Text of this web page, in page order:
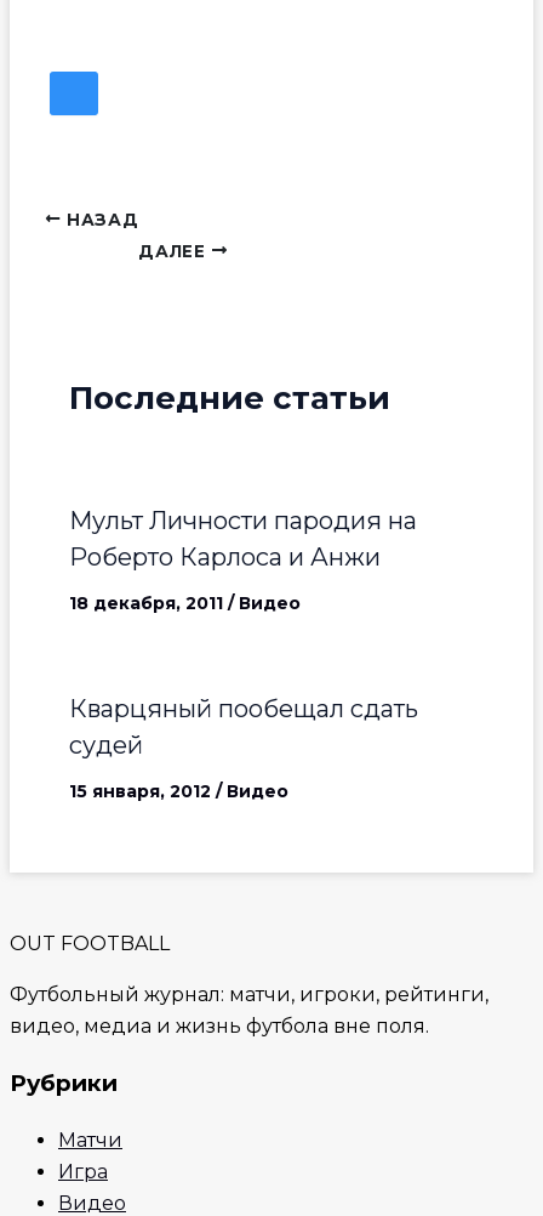
НАЗАД
ДАЛЕЕ
Последние статьи
Мульт Личности пародия на
Роберто Карлоса и Анжи
18 декабря, 2011 / Видео
Кварцяный пообещал сдать
судей
15 января, 2012 / Видео
OUT FOOTBALL
Футбольный журнал: матчи, игроки, рейтинги,
видео, медиа и жизнь футбола вне поля.
Рубрики
Матчи
Игра
Видео